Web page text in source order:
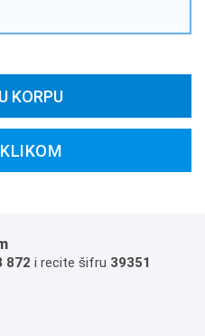
KORPU
872 i recite šifru 39351